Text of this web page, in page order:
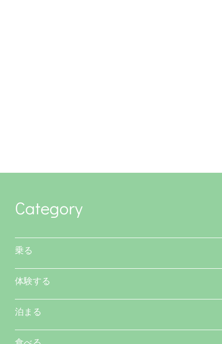
Category
乗る
体験する
泊まる